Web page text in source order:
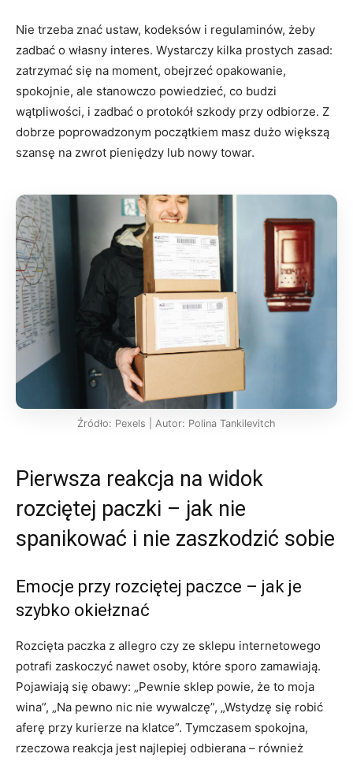
Nie trzeba znać ustaw, kodeksów i regulaminów, żeby
zadbać o własny interes. Wystarczy kilka prostych zasad:
zatrzymać się na moment, obejrzeć opakowanie,
spokojnie, ale stanowczo powiedzieć, co budzi
wątpliwości, i zadbać o protokół szkody przy odbiorze. Z
dobrze poprowadzonym początkiem masz dużo większą
szansę na zwrot pieniędzy lub nowy towar.
Źródło: Pexels | Autor: Polina Tankilevitch
Pierwsza reakcja na widok
rozciętej paczki – jak nie
spanikować i nie zaszkodzić sobie
Emocje przy rozciętej paczce – jak je
szybko okiełznać
Rozcięta paczka z allegro czy ze sklepu internetowego
potrafi zaskoczyć nawet osoby, które sporo zamawiają.
Pojawiają się obawy: „Pewnie sklep powie, że to moja
wina”, „Na pewno nic nie wywalczę”, „Wstydzę się robić
aferę przy kurierze na klatce”. Tymczasem spokojna,
rzeczowa reakcja jest najlepiej odbierana – również